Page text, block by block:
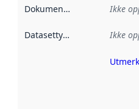
Dokumentasjon Ikke
Datasettype Ikke